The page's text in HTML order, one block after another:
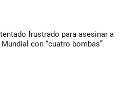
frustrado para asesinar a
con “cuatro bombas”